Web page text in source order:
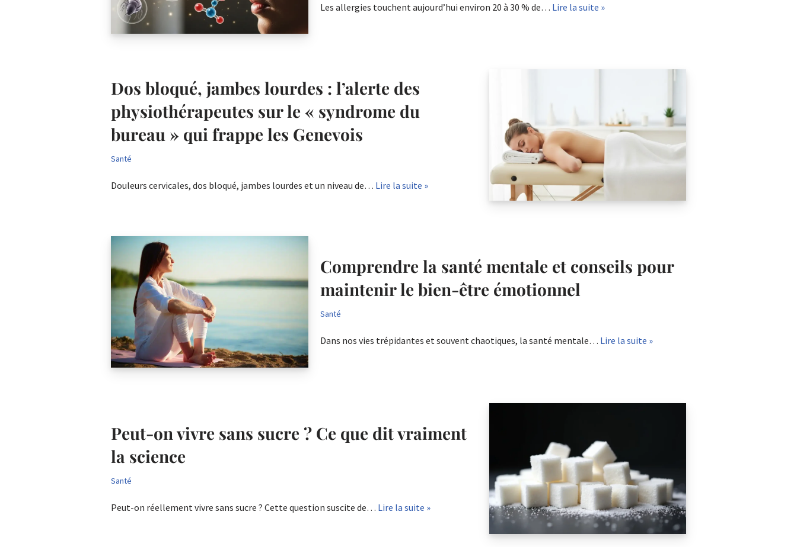
Les allergies touchent aujourd’hui environ 20 à 30 % de… Lire la suite »
Dos bloqué, jambes lourdes : l’alerte des
physiothérapeutes sur le « syndrome du
bureau » qui frappe les Genevois
Santé
Douleurs cervicales, dos bloqué, jambes lourdes et un niveau de… Lire la suite »
Comprendre la santé mentale et conseils pour
maintenir le bien-être émotionnel
Santé
Dans nos vies trépidantes et souvent chaotiques, la santé mentale… Lire la suite »
Peut-on vivre sans sucre ? Ce que dit vraiment
la science
Santé
Peut-on réellement vivre sans sucre ? Cette question suscite de… Lire la suite »